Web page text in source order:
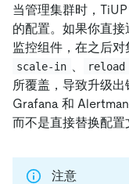
当管理集群时，
的配置。如果你直
监控组件，在之后对
scale-in reload
所覆盖，导致升级出
Grafana 和
而不是直接替换配置
注意